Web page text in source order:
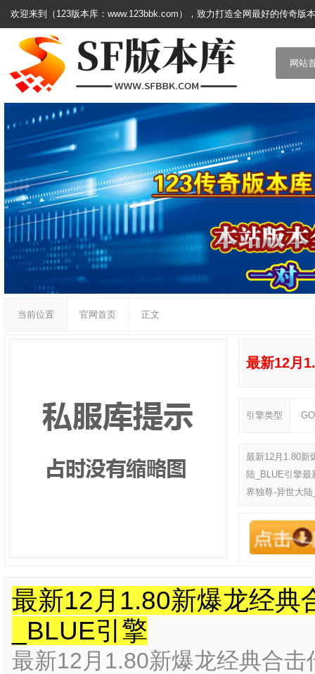
欢迎来到（123版本库：www.123bbk.com），致力打造全网最好的传奇版
网站
当前位置 官网首页 正文
最新12月
引擎类型
最新12月1.80新
陆_BLUE引擎最
界独尊-异世大
最新12月1.80新爆龙经典
_BLUE引擎
最新12月1.80新爆龙经典合